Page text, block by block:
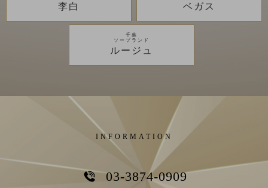
李白 ベガス
千葉
ソープランド
ルージュ
INFORMATION
03-3874-0909